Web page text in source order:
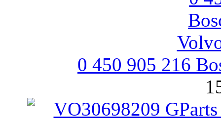
0 450 905 216